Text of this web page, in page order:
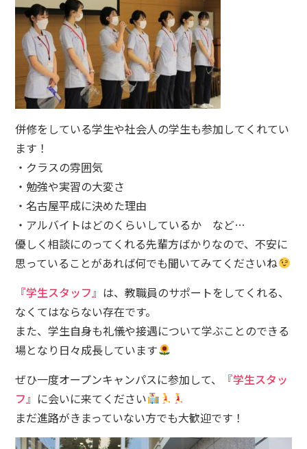
併修をしている学生や社会人の学生も参加してくれてい
ます！
・クラスの雰囲気
・勉強や実習の大変さ
・名古屋平成に決めた理由
・アルバイトはどのくらいしているか など…
優しく相談にのってくれる先輩方ばかりなので、不安に
思っていることがあれば何でも聞いてみてくださいね
『学生スタッフ』 は、教職員のサポートをしてくれる、
なくてはならない存在です。
また、学生自身も礼儀や接遇について学ぶことのできる
場となり日々成長しています
ぜひ一度オープンキャンパスに参加して、
『学生スタッ
フ』 に会いに来てください
まだ進路がきまっていない方でも大歓迎です！